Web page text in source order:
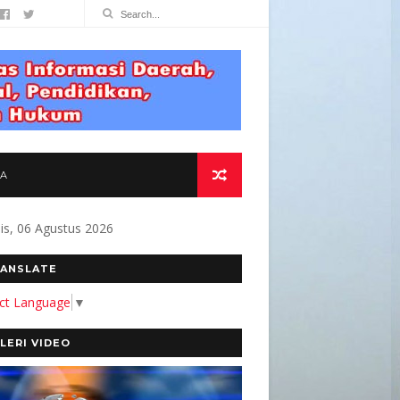
KAMI MEMBANGUN MEDIA YANG
06 Agustus 2026
Language ▼
VIDEO